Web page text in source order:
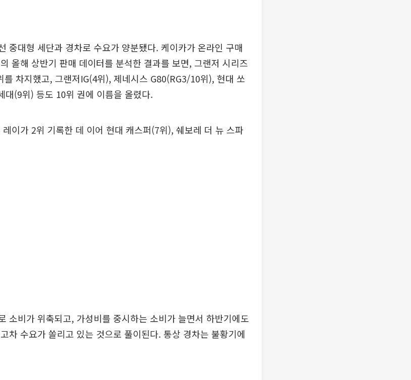
중대형 세단과 경차로 수요가 양분됐다. 케이카가 온라인 구매
올해 상반기 판매 데이터를 분석한 결과를 보면, 그랜저 시리즈
차지했고, 그랜저IG(4위), 제네시스 G80(RG3/10위), 현대 쏘
(9위) 등도 10위 권에 이름을 올렸다.
이가 2위 기록한 데 이어 현대 캐스퍼(7위), 쉐보레 더 뉴 스파
소비가 위축되고, 가성비를 중시하는 소비가 늘면서 하반기에도
차 수요가 쏠리고 있는 것으로 풀이된다. 통상 경차는 불황기에